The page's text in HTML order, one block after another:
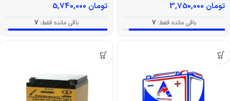
تومان
باقی مانده فقط: 7
تومان
باقی مانده فقط: 7